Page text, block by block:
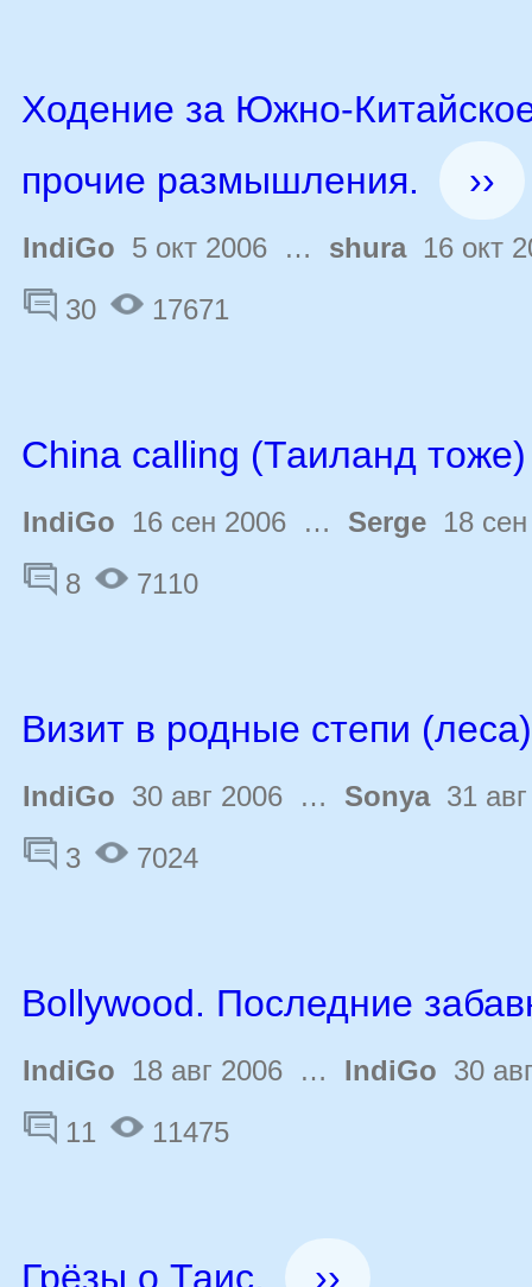
Ходение за Южно-
прочие размышления.
››
IndiGo 5 окт 2006 … shura16 окт
30
17671
China calling (Таиланд тоже)
IndiGo 16 сен 2006 … Serge 18
8
7110
Визит в родные степи (леса)
IndiGo 30 авг 2006 … Sonya31 авг
3
7024
Bollywood. Последние
IndiGo 18 авг 2006 … IndiGo 30
11
11475
Грёзы о Таис. ››